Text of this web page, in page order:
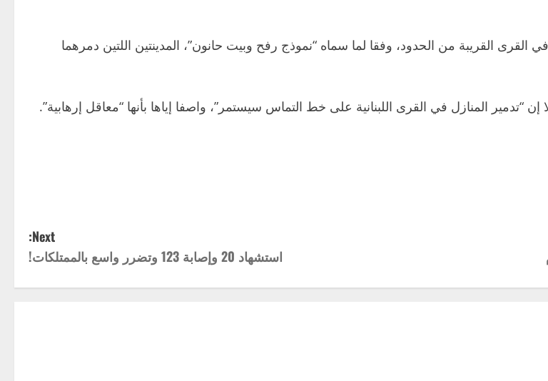
القريبة من الحدود، وفقا لما سماه “نموذج رفح وبيت حانون”، المدينتين اللتين دمرهما
المنازل في القرى اللبنانية على خط التماس سيستمر”، واصفا إياها بأنها “معاقل إرهابية”.
Next:
استشهاد 20 وإصابة 123 وتضرر واسع بالممتلكات!